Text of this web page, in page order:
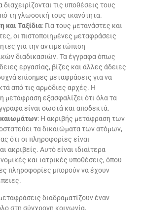
τις υποθέσεις τους
τη γλωσσική τους ικανότητα.
και Ταξίδια: Για τους μετανάστες και
οι πιστοποιημένες μεταφράσεις
για την αντιμετώπιση
διαδικασιών. Τα έγγραφα όπως
εργασίας, βίζες και άλλες άδειες
επίσημες μεταφράσεις για να
από τις αρμόδιες αρχές. Η
μετάφραση εξασφαλίζει ότι όλα τα
είναι σωστά και αποδεκτά.
: Η ακριβής μετάφραση των
τα δικαιώματα των ατόμων,
ότι οι πληροφορίες είναι
ακριβείς. Αυτό είναι ιδιαίτερα
και ιατρικές υποθέσεις, όπου
πληροφορίες μπορούν να έχουν
διαδραματίζουν έναν
στη σύγχρονη κοινωνία,